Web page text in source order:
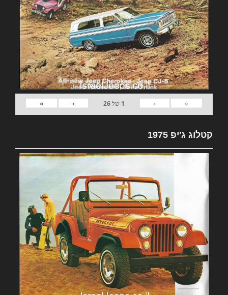
«
‹
1 של26
›
»
קטלוג ג'יפ 1975